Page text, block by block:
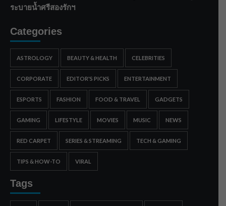
ระบายน้ำศรีสองรักฯ
Categories
ASTROLOGY BEAUTY & HEALTH CELEBRITIES
CORPORATE EDITOR'S PICKS ENTERTAINMENT
ESPORTS FASHION FOOD & TRAVEL GADGETS
GAMING LIFESTYLE MOVIES MUSIC NEWS
RED CARPET SERIES & STREAMING TECH & GAMING
TIPS & HOW-TO VIRAL
Tags